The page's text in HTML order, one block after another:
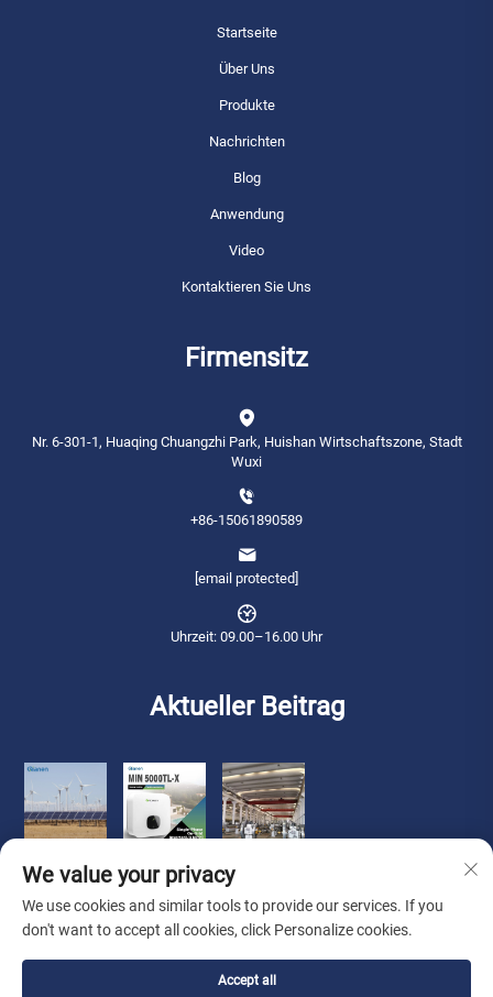
Startseite
Über Uns
Produkte
Nachrichten
Blog
Anwendung
Video
Kontaktieren Sie Uns
Firmensitz
Nr. 6-301-1, Huaqing Chuangzhi Park, Huishan Wirtschaftszone, Stadt
Wuxi
+86-15061890589
[email protected]
Uhrzeit: 09.00–16.00 Uhr
Aktueller Beitrag
Copyright © 2026 Qianneng International Trade (wuxi) Co., Ltd. Alle Rechte
We value your privacy
We use cookies and similar tools to provide our services. If you
don't want to accept all cookies, click Personalize cookies.
Accept all